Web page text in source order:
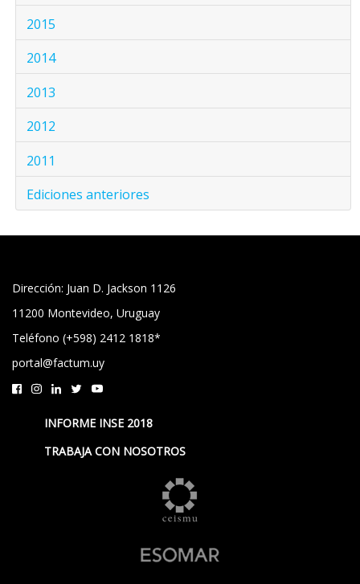
2015
2014
2013
2012
2011
Ediciones anteriores
Dirección: Juan D. Jackson 1126
11200 Montevideo, Uruguay
Teléfono (+598) 2412 1818*
portal@factum.uy
INFORME INSE 2018
TRABAJA CON NOSOTROS